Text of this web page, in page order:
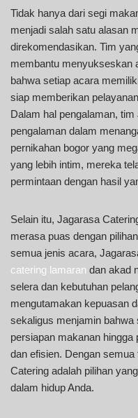
Tidak hanya dari segi
menjadi salah satu alasan
direkomendasikan. Tim
membantu menyukseskan
bahwa setiap acara
siap memberikan
Dalam hal pengalaman,
pengalaman dalam
pernikahan bogor yang
yang lebih intim, mereka
permintaan dengan hasil
Selain itu, Jagarasa
merasa puas dengan
semua jenis acara,
catering lamaran dan akad
selera dan kebutuhan
mengutamakan kepuasan
sekaligus menjamin
persiapan makanan hingga
dan efisien. Dengan
Catering adalah pilihan
dalam hidup Anda.